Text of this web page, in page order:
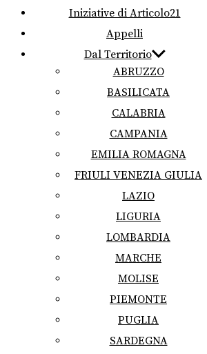
Iniziative di Articolo21
Appelli
Dal Territorio
ABRUZZO
BASILICATA
CALABRIA
CAMPANIA
EMILIA ROMAGNA
FRIULI VENEZIA GIULIA
LAZIO
LIGURIA
LOMBARDIA
MARCHE
MOLISE
PIEMONTE
PUGLIA
SARDEGNA